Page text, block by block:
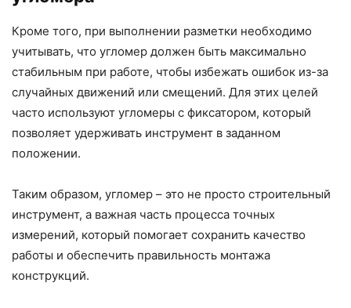
Кроме того, при выполнении разметки необходимо
учитывать, что угломер должен быть максимально
стабильным при работе, чтобы избежать ошибок из-за
случайных движений или смещений. Для этих целей
часто используют угломеры с фиксатором, который
позволяет удерживать инструмент в заданном
положении.
Таким образом, угломер – это не просто строительный
инструмент, а важная часть процесса точных
измерений, который помогает сохранить качество
работы и обеспечить правильность монтажа
конструкций.